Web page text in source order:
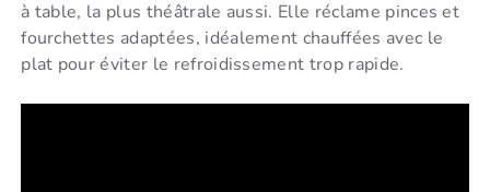
à table, la plus théâtrale aussi. Elle réclame pinces et
fourchettes adaptées, idéalement chauffées avec le
plat pour éviter le refroidissement trop rapide.